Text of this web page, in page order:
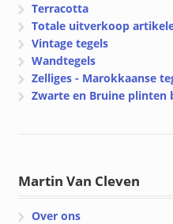
Terracotta
Totale uitverkoop
Vintage tegels
Wandtegels
Zelliges - Marokkaanse
Zwarte en Bruine plinten
Martin Van Cleven
Over ons